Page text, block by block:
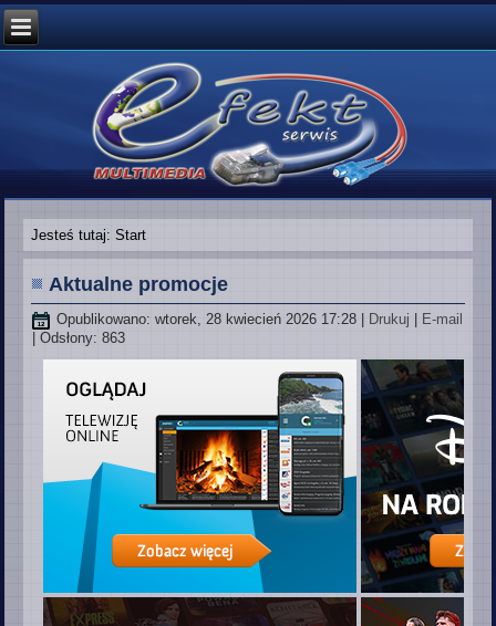
Jesteś tutaj:Start
Aktualne promocje
Opublikowano: wtorek, 28 kwiecień 2026 17:28 Drukuj
E-mail
| Odsłony: 863